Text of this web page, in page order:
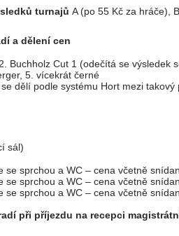
turnajů A (po 55 Kč za hráče),
a dělení cen
Buchholz Cut 1 (odečítá se výsledek
5. vícekrát černé
dělí podle systému Hort mezi
sál)
se sprchou a WC – cena včetně
se sprchou a WC – cena včetně
se sprchou a WC – cena včetně
při příjezdu na recepci